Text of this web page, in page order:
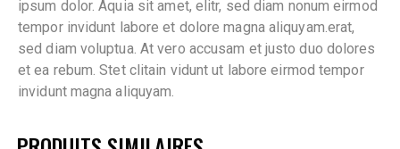
ipsum dolor. Aquia sit amet, elitr, sed diam nonum eirmod
tempor invidunt labore et dolore magna aliquyam.erat,
sed diam voluptua. At vero accusam et justo duo dolores
et ea rebum. Stet clitain vidunt ut labore eirmod tempor
invidunt magna aliquyam.